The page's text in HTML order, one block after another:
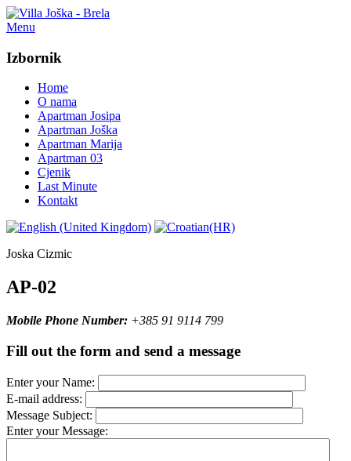
Menu
Izbornik
Home
O nama
Apartman Josipa
Apartman Joška
Apartman Marija
Apartman 03
Cjenik
Last Minute
Kontakt
Joska Cizmic
AP-02
Mobile Phone Number: +385 91 9114 799
Fill out the form and send a message
Enter your Name:
E-mail address:
Message Subject:
Enter your Message: